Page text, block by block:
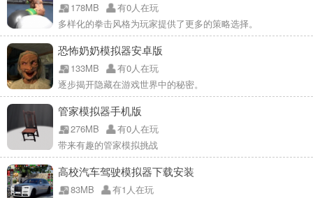
178MB
有0人在玩
多样化的拳击风格为玩家提供了更多的策略选择。
恐怖奶奶模拟器安卓版
133MB
有0人在玩
逐步揭开隐藏在游戏世界中的秘密。
管家模拟器手机版
276MB
有0人在玩
带来有趣的管家模拟挑战
高校汽车驾驶模拟器下载安装
83MB
有1人在玩